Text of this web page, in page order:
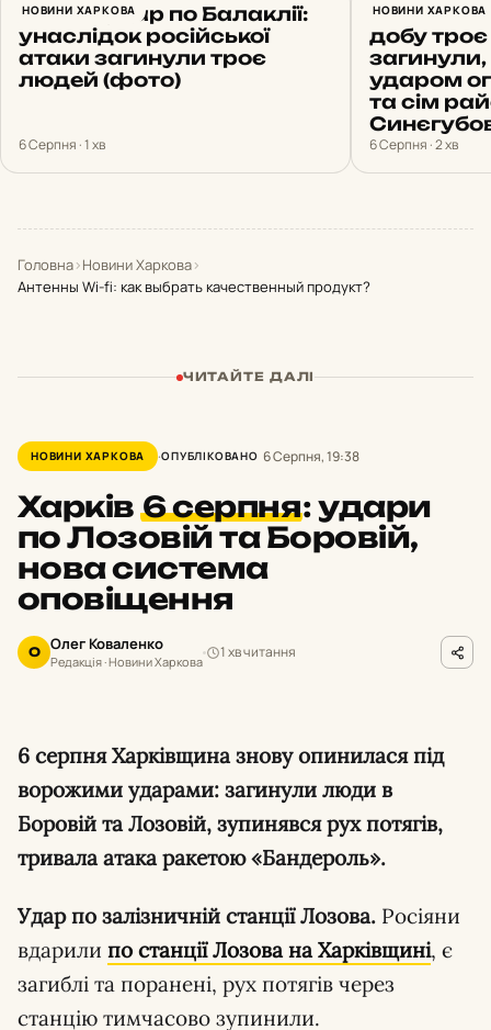
НОВИНИ ХАРКОВА
Нічний удар по Балаклії:
унаслідок російської
атаки загинули троє
людей (фото)
6 Серпня · 1 хв
НОВИНИ ХАРКОВА
Обстріли
добу
загинули,
ударом
та сім
6 Серпня · 2 хв
Головна›Новини Харкова›
Антенны Wi-fi: как выбрать качественный продукт?
ЧИТАЙТЕ ДАЛІ
НОВИНИ ХАРКОВА ОПУБЛІКОВАНО 6 Серпня, 19:38
Харків6 серпня:удари
по Лозовій та Боровій,
нова система
оповіщення
О Олег Коваленко
Редакція · Новини Харкова
1 хв читання
6 серпня Харківщина знову опинилася під
ворожими ударами: загинули люди в
Боровій та Лозовій, зупинявся рух потягів,
тривала атака ракетою «Бандероль».
Удар по залізничній станції Лозова. Росіяни
вдарили по станції Лозова на Харківщині, є
загиблі та поранені, рух потягів через
станцію тимчасово зупинили.